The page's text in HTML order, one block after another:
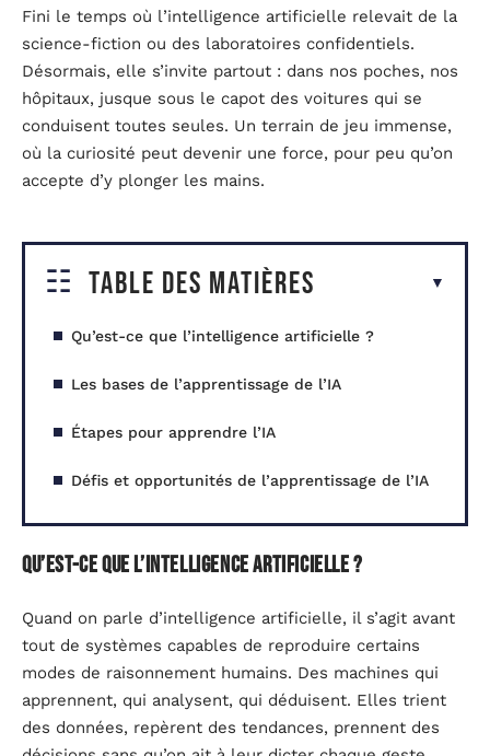
Fini le temps où l’intelligence artificielle relevait de la
science-fiction ou des laboratoires confidentiels.
Désormais, elle s’invite partout : dans nos poches, nos
hôpitaux, jusque sous le capot des voitures qui se
conduisent toutes seules. Un terrain de jeu immense,
où la curiosité peut devenir une force, pour peu qu’on
accepte d’y plonger les mains.
Table des matières
Qu’est-ce que l’intelligence artificielle ?
Les bases de l’apprentissage de l’IA
Étapes pour apprendre l’IA
Défis et opportunités de l’apprentissage de l’IA
Qu’est-ce que l’intelligence artificielle ?
Quand on parle d’intelligence artificielle, il s’agit avant
tout de systèmes capables de reproduire certains
modes de raisonnement humains. Des machines qui
apprennent, qui analysent, qui déduisent. Elles trient
des données, repèrent des tendances, prennent des